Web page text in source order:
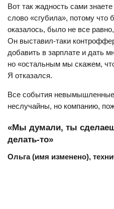
Вот так жадность сами
слово «сгубила», потому
оказалось, было не все
Он выставил-таки
добавить в зарплате и дать
но «остальным мы скажем,
Я отказался.
Все события
неслучайны, но компанию,
«Мы думали, ты
делать-то»
Ольга (имя изменено),